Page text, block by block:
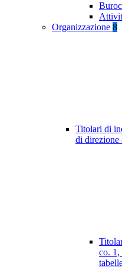
Organizzazione 8
Titolari di
di direzione
co. 1,